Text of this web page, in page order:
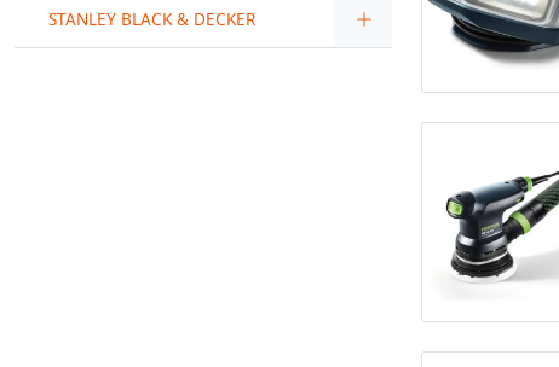
STANLEY BLACK & DECKER